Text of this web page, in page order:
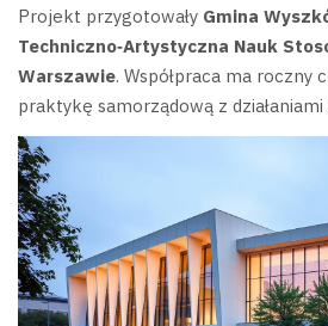
Projekt przygotowały Gmina
Techniczno‑Artystyczna Nauk
Warszawie. Współpraca ma roczny
praktykę samorządową z